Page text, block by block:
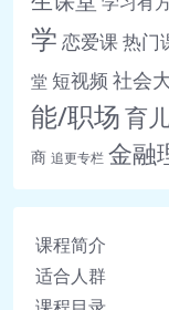
学 恋爱课热门
堂 短视频 社会
能/职场育
商 追更专栏 金融
课程简介
适合人群